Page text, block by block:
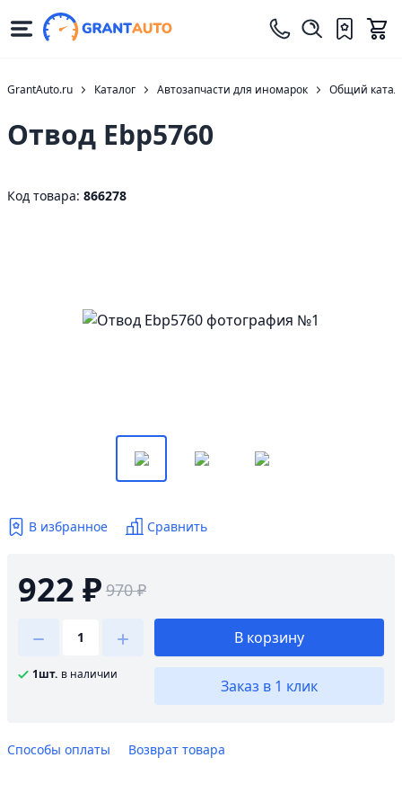
GrantAuto.ru Каталог Автозапчасти для иномарок Общий
Отвод Ebp5760
Код товара: 866278
В избранное Сравнить
922 ₽ 970 ₽
1шт. в наличии
В корзину
Заказ в 1 клик
Способы оплаты Возврат товара